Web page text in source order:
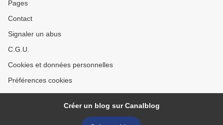
Pages
Contact
Signaler un abus
C.G.U.
Cookies et données personnelles
Préférences cookies
Créer un blog sur Canalblog